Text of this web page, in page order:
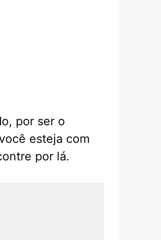
por ser o
esteja com
por lá.